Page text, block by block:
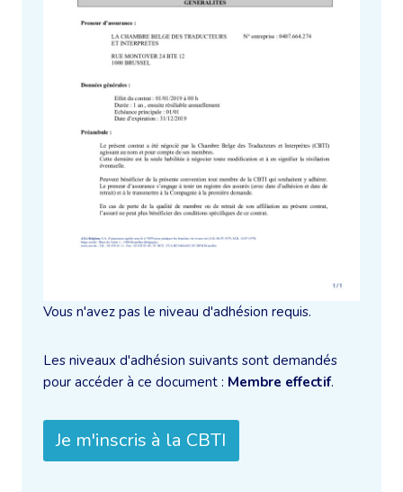
Vous n'avez pas le niveau d'adhésion requis.
Les niveaux d'adhésion suivants sont demandés
pour accéder à ce document : Membre effectif.
Je m'inscris à la CBTI